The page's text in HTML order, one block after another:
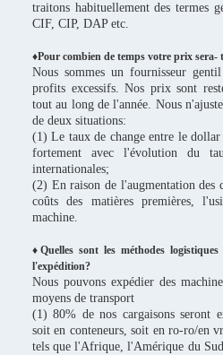
traitons habituellement des termes
CIF, CIP, DAP etc.
♦Pour combien de temps votre prix sera-
Nous sommes un fournisseur
profits excessifs. Nos prix sont
tout au long de l'année. Nous
de deux situations:
(1) Le taux de change entre le
fortement avec l'évolution du
internationales;
(2) En raison de l'augmentation des
coûts des matières premières,
machine.
♦Quelles sont les méthodes
l'expédition?
Nous pouvons expédier des
moyens de transport
(1) 80% de nos cargaisons seront
soit en conteneurs, soit en ro-ro/en
tels que l'Afrique, l'Amérique du